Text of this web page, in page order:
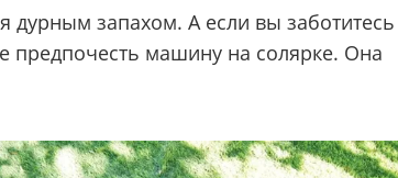
дурным запахом. А если вы заботитесь
машину на солярке. Она